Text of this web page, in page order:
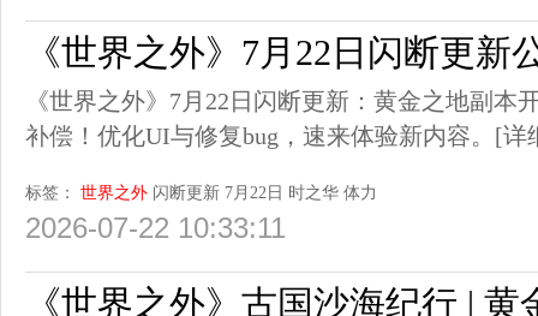
《世界之外》7月22日闪断更新
《世界之外》7月22日闪断更新：黄金之地副本
补偿！优化UI与修复bug，速来体验新内容。 [详
标签： 世界之外 闪断更新 7月22日 时之华 体力
2026-07-22 10:33:11
《世界之外》古国沙海纪行 |